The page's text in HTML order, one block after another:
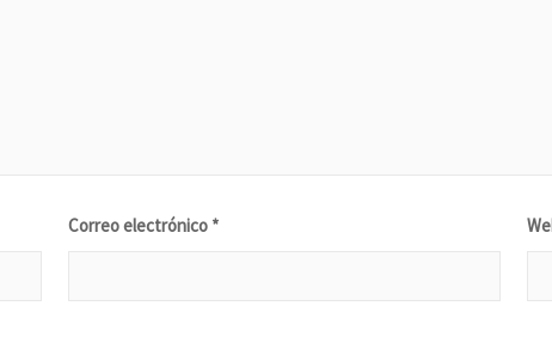
Correo electrónico *